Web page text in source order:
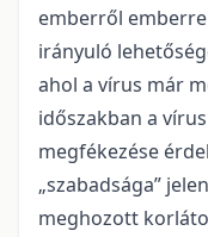
emberről
irányuló
ahol a vírus már
időszakban a
megfékezése
„szabadsága”
meghozott